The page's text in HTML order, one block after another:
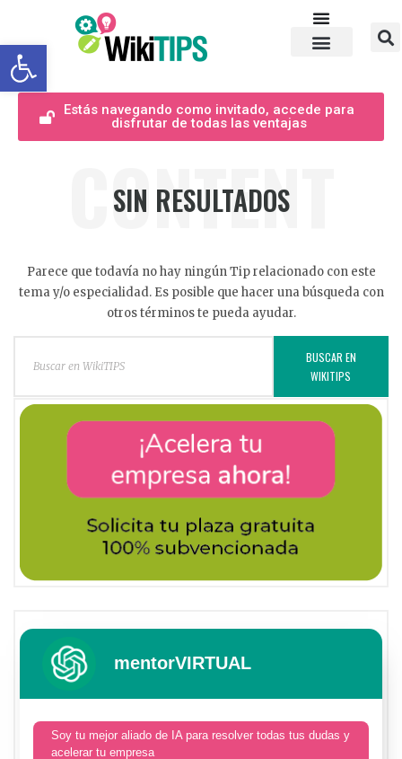
Abrir barra de herramientas
Estás navegando como invitado, accede para
disfrutar de todas las ventajas
CONTENT
SIN RESULTADOS
Parece que todavía no hay ningún Tip relacionado con este
tema y/o especialidad. Es posible que hacer una búsqueda con
otros términos te pueda ayudar.
BUSCAR EN
WIKITIPS
mentorVIRTUAL
Soy tu mejor aliado de IA para resolver todas tus dudas y
acelerar tu empresa